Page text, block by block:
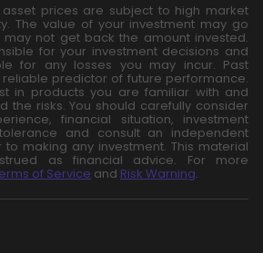
asset prices are subject to high market
The value of your investment may go
not get back the amount invested.
for your investment decisions and
for any losses you may incur. Past
predictor of future performance.
in products you are familiar with and
the risks. You should carefully consider
financial situation, investment
and consult an independent
making any investment. This material
as financial advice. For more
of Service and Risk Warning.